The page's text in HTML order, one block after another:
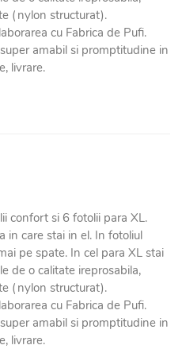
(nylon structurat).
cu Fabrica de Pufi.
amabil si promptitudine in
livrare.
confort si 6 fotolii para XL.
in care stai in el. In fotoliul
pe spate. In cel para XL stai
de o calitate ireprosabila,
(nylon structurat).
cu Fabrica de Pufi.
amabil si promptitudine in
livrare.